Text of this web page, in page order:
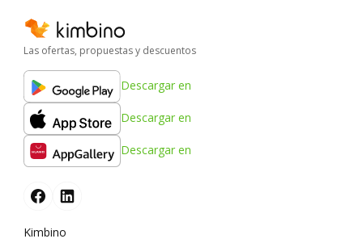
Las ofertas, propuestas y descuentos
Descargar en
Descargar en
Descargar en
Kimbino